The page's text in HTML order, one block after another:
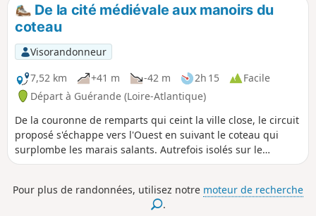
De la cité médiévale aux manoirs du
coteau
Visorandonneur
7,52 km
+41 m -42 m 2h 15
Facile
Départ à Guérande (Loire-Atlantique)
De la couronne de remparts qui ceint la ville close, le circuit
proposé s'échappe vers l'Ouest en suivant le coteau qui
surplombe les marais salants. Autrefois isolés sur le
versant, plusieurs petits manoirs jalonnent le parcours :
retrouve désormais rejoint par les lotissements périurbains,
la protection du coteau a permis aux deux autres de garder
Pour plus de randonnées, utilisez notre moteur de recherche
.